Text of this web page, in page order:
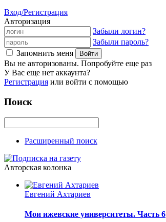
Вход/Регистрация
Авторизация
Забыли логин?
Забыли пароль?
Запомнить меня
Вы не авторизованы. Попробуйте еще раз
У Вас еще нет аккаунта?
Регистрация или войти с помощью
Поиск
Расширенный поиск
Авторская колонка
Евгений Ахтариев
Мои ижевские университеты. Часть 6